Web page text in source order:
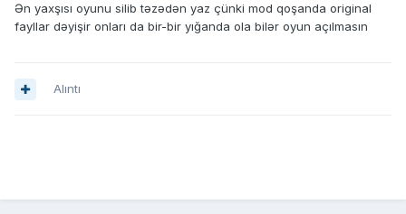
Ən yaxşısı oyunu silib təzədən yaz çünki mod qoşanda original
fayllar dəyişir onları da bir-bir yığanda ola bilər oyun açılmasın
Alıntı